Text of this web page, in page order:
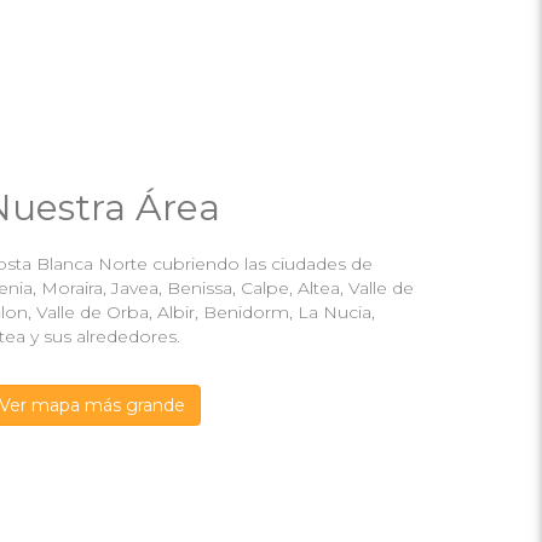
Área
Blanca Norte cubriendo las ciudades de
Moraira, Javea, Benissa, Calpe, Altea, Valle de
Valle de Orba, Albir, Benidorm, La Nucia,
y sus alrededores.
Ver mapa más grande